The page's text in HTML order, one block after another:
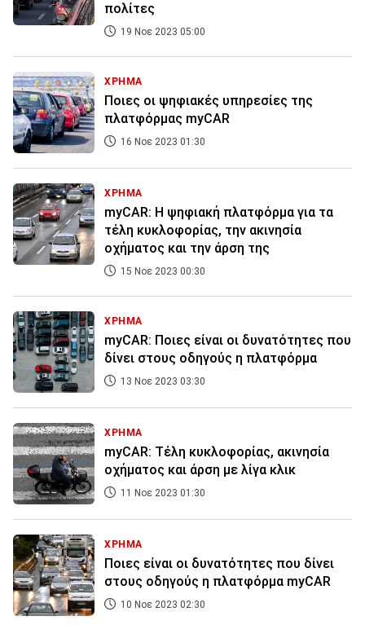
πολίτες
19 Νοε 2023 05:00
ΧΡΗΜΑ
Ποιες οι ψηφιακές υπηρεσίες της
πλατφόρμας myCAR
16 Νοε 2023 01:30
ΧΡΗΜΑ
myCAR: Η ψηφιακή πλατφόρμα για τα
τέλη κυκλοφορίας, την ακινησία
οχήματος και την άρση της
15 Νοε 2023 00:30
ΧΡΗΜΑ
myCAR: Ποιες είναι οι δυνατότητες που
δίνει στους οδηγούς η πλατφόρμα
13 Νοε 2023 03:30
ΧΡΗΜΑ
myCAR: Τέλη κυκλοφορίας, ακινησία
οχήματος και άρση με λίγα κλικ
11 Νοε 2023 01:30
ΧΡΗΜΑ
Ποιες είναι οι δυνατότητες που δίνει
στους οδηγούς η πλατφόρμα myCAR
10 Νοε 2023 02:30